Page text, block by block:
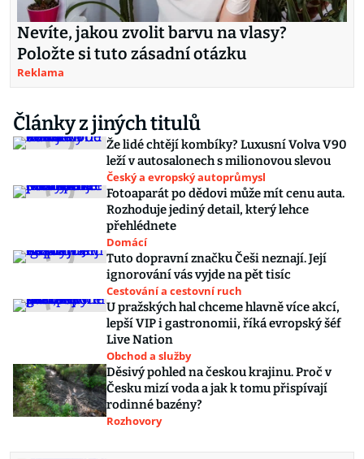
Nevíte, jakou zvolit barvu na vlasy?
Položte si tuto zásadní otázku
Reklama
Články z jiných titulů
Že lidé chtějí kombíky? Luxusní Volva V90
leží v autosalonech s milionovou slevou
Český a evropský autoprůmysl
Fotoaparát po dědovi může mít cenu auta.
Rozhoduje jediný detail, který lehce
přehlédnete
Domácí
Tuto dopravní značku Češi neznají. Její
ignorování vás vyjde na pět tisíc
Cestování a cestovní ruch
U pražských hal chceme hlavně více akcí,
lepší VIP i gastronomii, říká evropský šéf
Live Nation
Obchod a služby
Děsivý pohled na českou krajinu. Proč v
Česku mizí voda a jak k tomu přispívají
rodinné bazény?
Rozhovory